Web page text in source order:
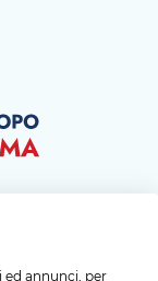
ed annunci, per